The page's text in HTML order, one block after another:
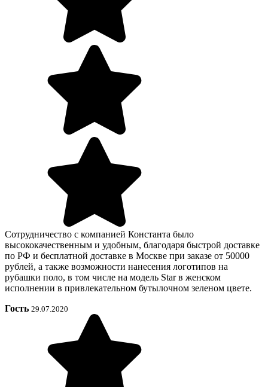
Сотрудничество с компанией Константа было
высококачественным и удобным, благодаря быстрой доставке
по РФ и бесплатной доставке в Москве при заказе от 50000
рублей, а также возможности нанесения логотипов на
рубашки поло, в том числе на модель Star в женском
исполнении в привлекательном бутылочном зеленом цвете.
Гость 29.07.2020